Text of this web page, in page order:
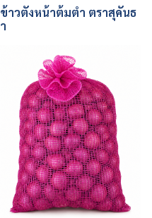
ข้าวตังหน้าต้มตำ ตราสุคันธ
า